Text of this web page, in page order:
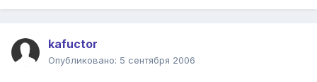
kafuctor
Опубликовано: 5 сентября 2006